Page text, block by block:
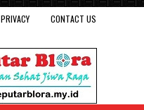
PRIVACY CONTACT US